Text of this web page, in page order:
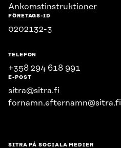
Ankomstinstruktioner
FÖRETAGS-ID
0202132-3
TELEFON
+358 294 618 991
E-POST
sitra@sitra.fi
fornamn.efternamn@sitra.fi
SITRA PÅ SOCIALA MEDIER